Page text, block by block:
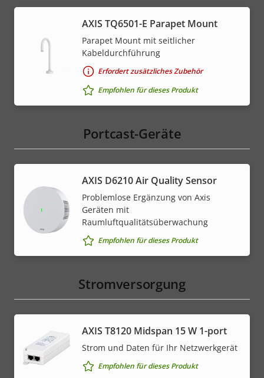
AXIS TQ6501-E Parapet Mount
Parapet Mount mit seitlicher
Kabeldurchführung
Erfordert zusätzliches Zubehör
Empfohlen für dieses Produkt
Portcast-Geräte
AXIS D6210 Air Quality Sensor
Problemlose Ergänzung von Axis
Geräten mit
Raumluftqualitätsüberwachung
Empfohlen für dieses Produkt
Stromversorgung
AXIS T8120 Midspan 15 W 1-port
Strom und Daten für Ihr Netzwerkgerät
Empfohlen für dieses Produkt